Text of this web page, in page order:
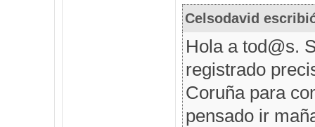
Celsodavid
Hola a tod@s.
registrado
Coruña para
pensado ir